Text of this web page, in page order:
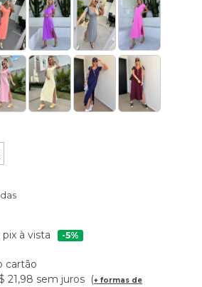
pix à vista 5%
cartão
21,98 sem juros
+ formas de